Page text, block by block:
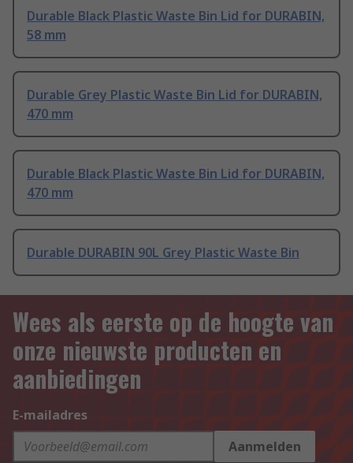
Durable Black Plastic Waste Bin Lid for DURABIN,
58 mm
Durable Grey Plastic Waste Bin Lid for DURABIN,
470 mm
Durable Black Plastic Waste Bin Lid for DURABIN,
470 mm
Durable DURABIN 90L Grey Plastic Waste Bin
Wees als eerste op de hoogte van
onze nieuwste producten en
aanbiedingen
E-mailadres
Aanmelden